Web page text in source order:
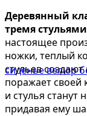
Деревянный
тремя стульями
настоящее
ножки, теплый
стульев
поражает своей
и стулья
придавая ему